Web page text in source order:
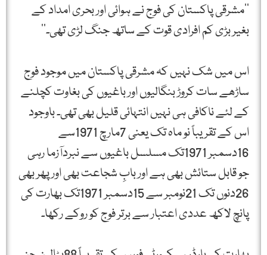
’’مشرقی پاکستان کی فوج نے ہوائی اور بحری امداد کے
بغیر بڑی کم افرادی قوت کے ساتھ جنگ لڑی تھی۔‘‘
اس میں شک نہیں کہ مشرقی پاکستان میں موجود فوج
ساڑھے سات کروڑ بنگالیوں اور باغیوں کی بغاوت کچلنے
کے لئے ناکافی ہی نہیں انتہائی قلیل بھی تھی۔ باوجود
اس کے تقریباً نو ماہ تک یعنی 7مارچ 1971سے
16دسمبر 1971تک مسلسل باغیوں سے نبردآزما رہی
جو قابل ستائش بھی ہے اور بابِ شجاعت بھی اور پھر بھی
26دنوں تک 21نومبر سے 15دسمبر 1971تک بھارت کی
پانچ لاکھ عددی اعتبار سے برتر فوج کو روکے رکھا۔